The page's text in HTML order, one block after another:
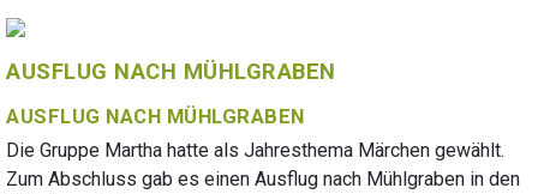
AUSFLUG NACH MÜHLGRABEN
AUSFLUG NACH MÜHLGRABEN
Die Gruppe Martha hatte als Jahresthema Märchen gewählt.
Zum Abschluss gab es einen Ausflug nach Mühlgraben in den